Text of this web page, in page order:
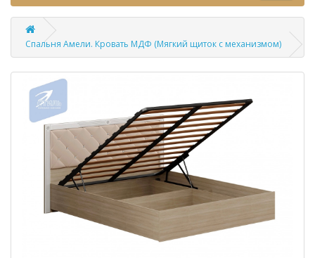
Спальня Амели. Кровать МДФ (Мягкий щиток с механизмом)